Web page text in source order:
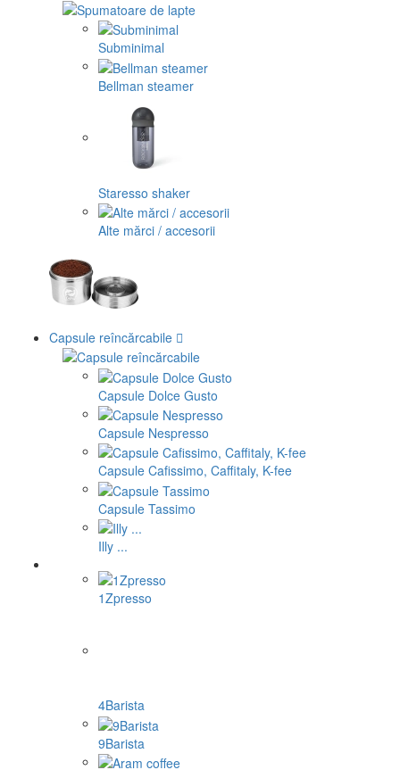
Subminimal
Bellman steamer
Staresso shaker
Alte mărci / accesorii
Capsule reîncărcabile
Capsule Dolce Gusto
Capsule Nespresso
Capsule Cafissimo, Caffitaly, K-fee
Capsule Tassimo
Illy ...
1Zpresso
4Barista
9Barista